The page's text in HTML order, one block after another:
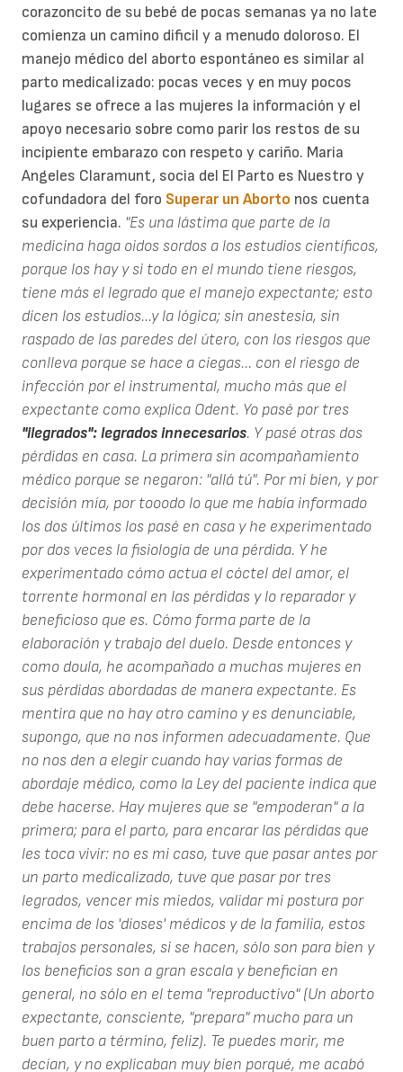
corazoncito de su bebé de pocas semanas ya no late
comienza un camino dificil y a menudo doloroso. El
manejo médico del aborto espontáneo es similar al
parto medicalizado: pocas veces y en muy pocos
lugares se ofrece a las mujeres la información y el
apoyo necesario sobre como parir los restos de su
incipiente embarazo con respeto y cariño. Maria
Angeles Claramunt, socia del El Parto es Nuestro y
cofundadora del foro Superar un Aborto nos cuenta
su experiencia. "Es una lástima que parte de la
medicina haga oidos sordos a los estudios científicos,
porque los hay y si todo en el mundo tiene riesgos,
tiene más el legrado que el manejo expectante; esto
dicen los estudios...y la lógica; sin anestesia, sin
raspado de las paredes del útero, con los riesgos que
conlleva porque se hace a ciegas... con el riesgo de
infección por el instrumental, mucho más que el
expectante como explica Odent. Yo pasé por tres
"ilegrados": legrados innecesarios. Y pasé otras dos
pérdidas en casa. La primera sin acompañamiento
médico porque se negaron: "allá tú". Por mi bien, y por
decisión mía, por tooodo lo que me había informado
los dos últimos los pasé en casa y he experimentado
por dos veces la fisiología de una pérdida. Y he
experimentado cómo actua el cóctel del amor, el
torrente hormonal en las pérdidas y lo reparador y
beneficioso que es. Cómo forma parte de la
elaboración y trabajo del duelo. Desde entonces y
como doula, he acompañado a muchas mujeres en
sus pérdidas abordadas de manera expectante. Es
mentira que no hay otro camino y es denunciable,
supongo, que no nos informen adecuadamente. Que
no nos den a elegir cuando hay varias formas de
abordaje médico, como la Ley del paciente indica que
debe hacerse. Hay mujeres que se "empoderan" a la
primera; para el parto, para encarar las pérdidas que
les toca vivir: no es mi caso, tuve que pasar antes por
un parto medicalizado, tuve que pasar por tres
legrados, vencer mis miedos, validar mi postura por
encima de los 'dioses' médicos y de la familia, estos
trabajos personales, si se hacen, sólo son para bien y
los beneficios son a gran escala y benefician en
general, no sólo en el tema "reproductivo" (Un aborto
expectante, consciente, "prepara" mucho para un
buen parto a término, feliz). Te puedes morir, me
decían, y no explicaban muy bien porqué, me acabó